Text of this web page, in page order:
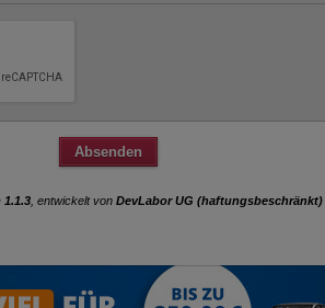
1.1.3 , entwickelt von DevLabor UG (haftungsbeschränkt)